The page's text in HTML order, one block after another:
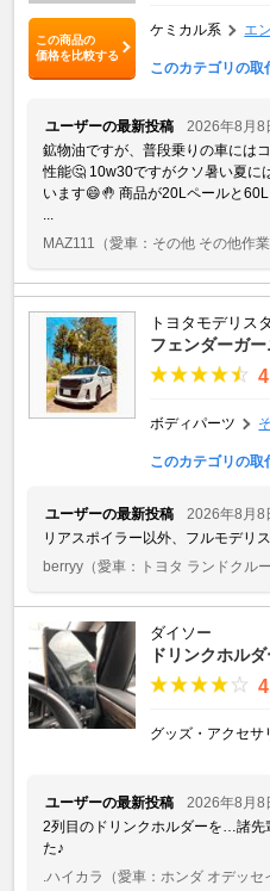
この商品の
価格を比較する
ケミカル系 エ
このカテゴリの取
ユーザーの最新投稿
2026年8月8
鉱物油ですが、普段乗りの車には
性能🤔 10w30ですがクソ暑い夏に
います😄🤚 商品が20Lペールと
MAZ111
（愛車：その他 その他作業
トヨタモデリス
フェンダーガ
ボディパーツ
このカテゴリの取
ユーザーの最新投稿
2026年8月8
リアスポイラー以外、フルモデリ
berryy （愛車：トヨタ ランドクル
ダイソー
ドリンクホル
グッズ・アクセサ
ユーザーの最新投稿
2026年8月8
2列目のドリンクホルダーを…諸先
た♪
.ハイカラ
（愛車：ホンダ オデッセ